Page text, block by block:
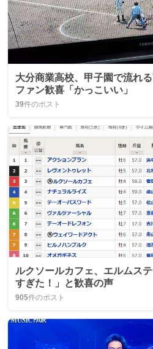
大分商業高校、甲子園で流れ
ファン歓喜「かっこいい」
39件のポスト
ルクソールカフェ、エルムス
すぎた！」と歓喜の声
905件のポスト